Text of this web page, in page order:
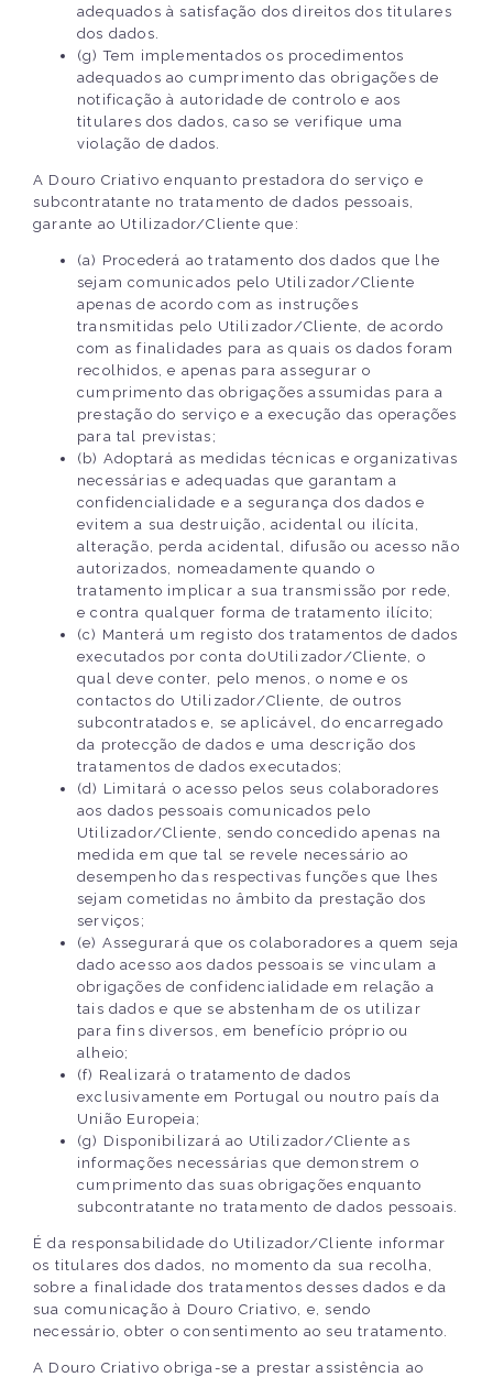
adequados à satisfação dos direitos dos titulares
dos dados.
(g) Tem implementados os procedimentos
adequados ao cumprimento das obrigações de
notificação à autoridade de controlo e aos
titulares dos dados, caso se verifique uma
violação de dados.
A Douro Criativo enquanto prestadora do serviço e
subcontratante no tratamento de dados pessoais,
garante ao Utilizador/Cliente que:
(a) Procederá ao tratamento dos dados que lhe
sejam comunicados pelo Utilizador/Cliente
apenas de acordo com as instruções
transmitidas pelo Utilizador/Cliente, de acordo
com as finalidades para as quais os dados foram
recolhidos, e apenas para assegurar o
cumprimento das obrigações assumidas para a
prestação do serviço e a execução das operações
para tal previstas;
(b) Adoptará as medidas técnicas e organizativas
necessárias e adequadas que garantam a
confidencialidade e a segurança dos dados e
evitem a sua destruição, acidental ou ilícita,
alteração, perda acidental, difusão ou acesso não
autorizados, nomeadamente quando o
tratamento implicar a sua transmissão por rede,
e contra qualquer forma de tratamento ilícito;
(c) Manterá um registo dos tratamentos de dados
executados por conta doUtilizador/Cliente, o
qual deve conter, pelo menos, o nome e os
contactos do Utilizador/Cliente, de outros
subcontratados e, se aplicável, do encarregado
da protecção de dados e uma descrição dos
tratamentos de dados executados;
(d) Limitará o acesso pelos seus colaboradores
aos dados pessoais comunicados pelo
Utilizador/Cliente, sendo concedido apenas na
medida em que tal se revele necessário ao
desempenho das respectivas funções que lhes
sejam cometidas no âmbito da prestação dos
serviços;
(e) Assegurará que os colaboradores a quem seja
dado acesso aos dados pessoais se vinculam a
obrigações de confidencialidade em relação a
tais dados e que se abstenham de os utilizar
para fins diversos, em benefício próprio ou
alheio;
(f) Realizará o tratamento de dados
exclusivamente em Portugal ou noutro país da
União Europeia;
(g) Disponibilizará ao Utilizador/Cliente as
informações necessárias que demonstrem o
cumprimento das suas obrigações enquanto
subcontratante no tratamento de dados pessoais.
É da responsabilidade do Utilizador/Cliente informar
os titulares dos dados, no momento da sua recolha,
sobre a finalidade dos tratamentos desses dados e da
sua comunicação à Douro Criativo, e, sendo
necessário, obter o consentimento ao seu tratamento.
A Douro Criativo obriga-se a prestar assistência ao